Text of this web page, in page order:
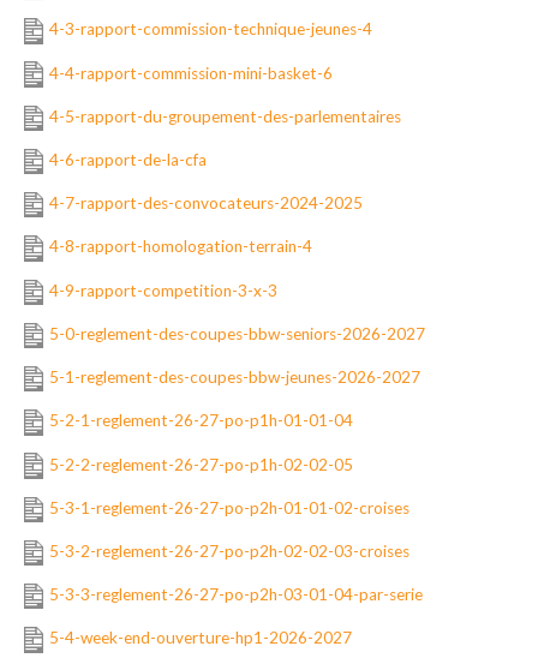
4-3-rapport-commission-technique-jeunes-4
4-4-rapport-commission-mini-basket-6
4-5-rapport-du-groupement-des-parlementaires
4-6-rapport-de-la-cfa
4-7-rapport-des-convocateurs-2024-2025
4-8-rapport-homologation-terrain-4
4-9-rapport-competition-3-x-3
5-0-reglement-des-coupes-bbw-seniors-2026-2027
5-1-reglement-des-coupes-bbw-jeunes-2026-2027
5-2-1-reglement-26-27-po-p1h-01-01-04
5-2-2-reglement-26-27-po-p1h-02-02-05
5-3-1-reglement-26-27-po-p2h-01-01-02-croises
5-3-2-reglement-26-27-po-p2h-02-02-03-croises
5-3-3-reglement-26-27-po-p2h-03-01-04-par-serie
5-4-week-end-ouverture-hp1-2026-2027